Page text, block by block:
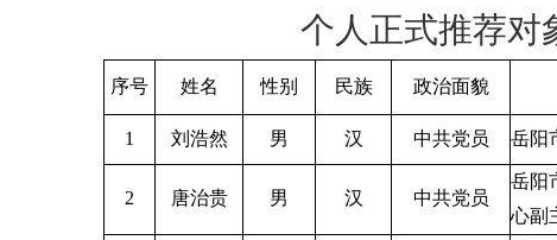
个人正式推荐对
序号 姓名 性别 民族 政治面貌
1 刘浩然 男 汉 中共党员 岳阳
2 唐治贵 男 汉 中共党员
岳阳
心副